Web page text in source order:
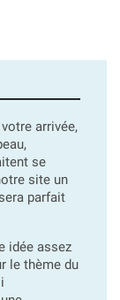
arrivée,
se
site un
parfait
idée assez
le thème du